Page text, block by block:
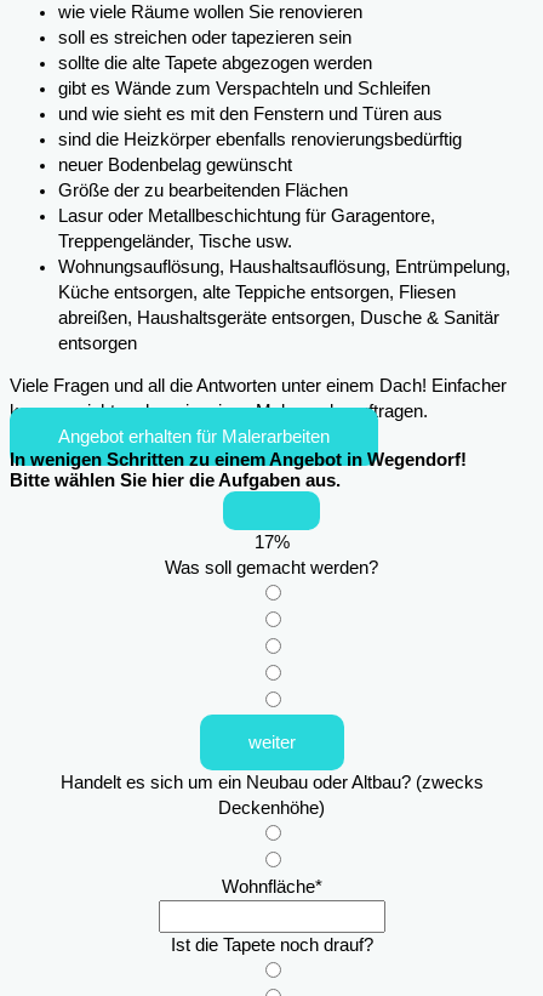
wie viele Räume wollen Sie renovieren
soll es streichen oder tapezieren sein
sollte die alte Tapete abgezogen werden
gibt es Wände zum Verspachteln und Schleifen
und wie sieht es mit den Fenstern und Türen aus
sind die Heizkörper ebenfalls renovierungsbedürftig
neuer Bodenbelag gewünscht
Größe der zu bearbeitenden Flächen
Lasur oder Metallbeschichtung für Garagentore,
Treppengeländer, Tische usw.
Wohnungsauflösung, Haushaltsauflösung, Entrümpelung,
Küche entsorgen, alte Teppiche entsorgen, Fliesen
abreißen, Haushaltsgeräte entsorgen, Dusche & Sanitär
entsorgen
Viele Fragen und all die Antworten unter einem Dach! Einfacher
kann es nicht mehr sein, einen Maler zu beauftragen.
Angebot erhalten für Malerarbeiten
In wenigen Schritten zu einem Angebot in Wegendorf!
Bitte wählen Sie hier die Aufgaben aus.
17%
Was soll gemacht werden?
weiter
Handelt es sich um ein Neubau oder Altbau? (zwecks
Deckenhöhe)
Wohnfläche*
Ist die Tapete noch drauf?